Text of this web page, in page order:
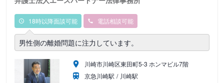
18時以降面談可能 電話相談可能
男性側の離婚問題に注力しています。
川崎市川崎区東田町5-3 ホンマビル7階
京急川崎駅
川崎駅